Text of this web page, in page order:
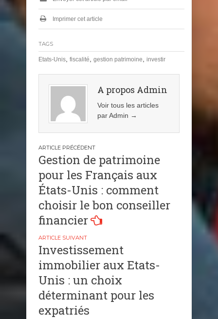
Imprimer cet article
TAGS
Etats-Unis, fiscalité, gestion patrimoine, investir
A propos Admin
Voir tous les articles
par Admin →
Navigation
de
l’article
Gestion de patrimoine
pour les Français aux
États-Unis : comment
choisir le bon conseiller
financier
Investissement
immobilier aux Etats-
Unis : un choix
déterminant pour les
expatriés